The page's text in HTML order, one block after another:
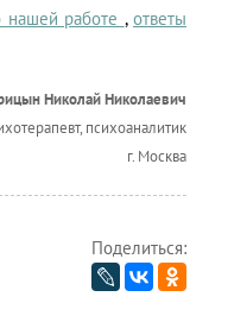
нашей работе ,ответы
Николай Николаевич
психоаналитик
г. Москва
Поделиться: